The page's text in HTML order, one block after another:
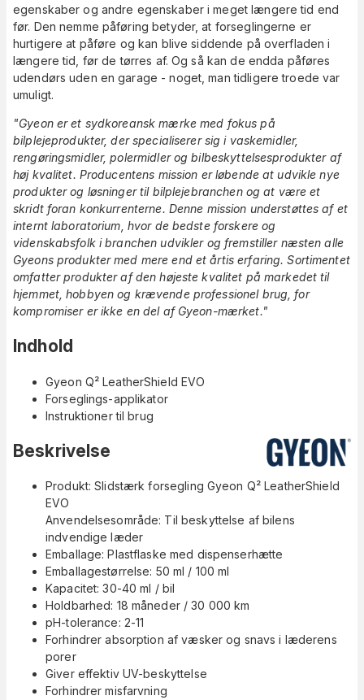
egenskaber og andre egenskaber i meget længere tid end
før. Den nemme påføring betyder, at forseglingerne er
hurtigere at påføre og kan blive siddende på overfladen i
længere tid, før de tørres af. Og så kan de endda påføres
udendørs uden en garage - noget, man tidligere troede var
umuligt.
"Gyeon er et sydkoreansk mærke med fokus på
bilplejeprodukter, der specialiserer sig i vaskemidler,
rengøringsmidler, polermidler og bilbeskyttelsesprodukter af
høj kvalitet. Producentens mission er løbende at udvikle nye
produkter og løsninger til bilplejebranchen og at være et
skridt foran konkurrenterne. Denne mission understøttes af et
internt laboratorium, hvor de bedste forskere og
videnskabsfolk i branchen udvikler og fremstiller næsten alle
Gyeons produkter med mere end et årtis erfaring. Sortimentet
omfatter produkter af den højeste kvalitet på markedet til
hjemmet, hobbyen og krævende professionel brug, for
kompromiser er ikke en del af Gyeon-mærket."
Indhold
Gyeon Q² LeatherShield EVO
Forseglings-applikator
Instruktioner til brug
Beskrivelse
Produkt: Slidstærk forsegling Gyeon Q² LeatherShield
EVO
Anvendelsesområde: Til beskyttelse af bilens
indvendige læder
Emballage: Plastflaske med dispenserhætte
Emballagestørrelse: 50 ml / 100 ml
Kapacitet: 30-40 ml / bil
Holdbarhed: 18 måneder / 30 000 km
pH-tolerance: 2-11
Forhindrer absorption af væsker og snavs i læderens
porer
Giver effektiv UV-beskyttelse
Forhindrer misfarvning